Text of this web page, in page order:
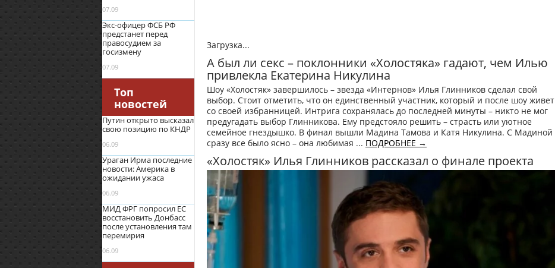
07.09
Экс-офицер ФСБ РФ
предстанет перед
правосудием за
госизмену
07.09
Топ
новостей
Путин открыто высказал
свою позицию по КНДР
06.09
Ураган Ирма последние
новости: Америка в
ожидании ужаса
06.09
МИД ФРГ попросил ЕС
восстановить Донбасс
после установления там
перемирия
06.09
Загрузка...
А был ли секс – поклонники «Холостяка» гадают, чем Илью
привлекла Екатерина Никулина
Шоу «Холостяк» завершилось – звезда «Интернов» Илья Глинников сделал свой
выбор. Стоит отметить, что он единственный участник, который и после шоу живет
со своей избранницей. Интрига сохранялась до последней минуты – никто не мог
предугадать выбор Глинникова. Ему предстояло решить – страсть или уютное
семейное гнездышко. В финал вышли Мадина Тамова и Катя Никулина. С Мадиной
сразу все было ясно – она любимая ... ПОДРОБНЕЕ →
«Холостяк» Илья Глинников рассказал о финале проекта